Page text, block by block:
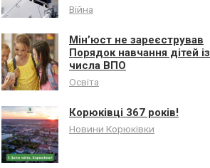
Війна
Мін’юст не зареєстрував
Порядок навчання дітей із
числа ВПО
Освіта
Корюківці 367 років!
Новини Корюківки